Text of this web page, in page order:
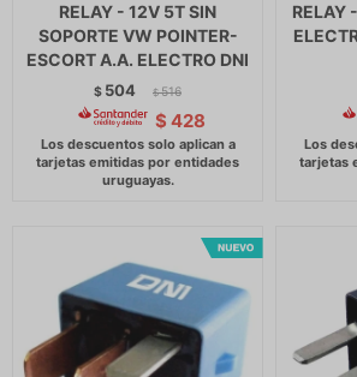
RELAY - 12V 5T SIN
SOPORTE VW POINTER-
ESCORT A.A. ELECTRO DNI
$ 504 $ 516
$ 428
RELAY